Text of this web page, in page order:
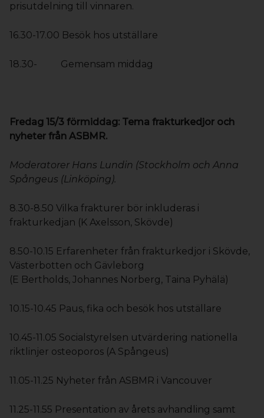
prisutdelning till vinnaren.
16.30-17.00 Besök hos utställare
18.30- Gemensam middag
Fredag 15/3 förmiddag: Tema frakturkedjor och
nyheter från ASBMR.
Moderatorer Hans Lundin (Stockholm och Anna
Spångeus (Linköping).
8.30-8.50 Vilka frakturer bör inkluderas i
frakturkedjan (K Axelsson, Skövde)
8.50-10.15 Erfarenheter från frakturkedjor i Skövde,
Västerbotten och Gävleborg
(E Bertholds, Johannes Norberg, Taina Pyhälä)
10.15-10.45 Paus, fika och besök hos utställare
10.45-11.05 Socialstyrelsen utvärdering nationella
riktlinjer osteoporos (A Spångeus)
11.05-11.25 Nyheter från ASBMR i Vancouver
11.25-11.55 Presentation av årets avhandling samt